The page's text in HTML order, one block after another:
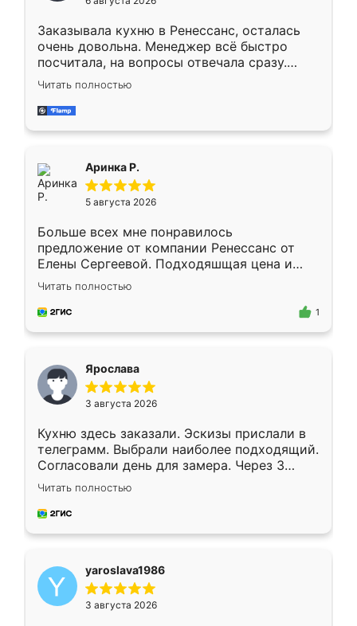
мебели буду заказывать только здесь.
Заказывала кухню в Ренессанс, осталась
очень довольна. Менеджер всё быстро
посчитала, на вопросы отвечала сразу.
Замерщик приехал в субботу, подошёл к
делу со всей ответственностью. Собрали
за день, ребята работали аккуратно, даже
Читать полностью
Аринка Р.
5 августа 2026
Больше всех мне понравилось
предложение от компании Ренессанс от
Елены Сергеевой. Подходяшщая цена и
короткие сроки изготовления. Приехавший
для замера сотрудник Владислав
предложил по моему эскизу самый
Читать полностью
1
Ярослава
3 августа 2026
Кухню здесь заказали. Эскизы прислали в
телеграмм. Выбрали наиболее подходящий.
Согласовали день для замера. Через 3
недели кухня была уже готова. Остались
довольны работой. Спасибо Ренессанс
мебель за качественную работу!
Читать полностью
yaroslava1986
3 августа 2026